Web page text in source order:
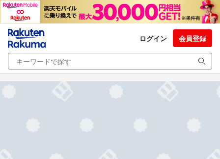
ログイン 会員登録